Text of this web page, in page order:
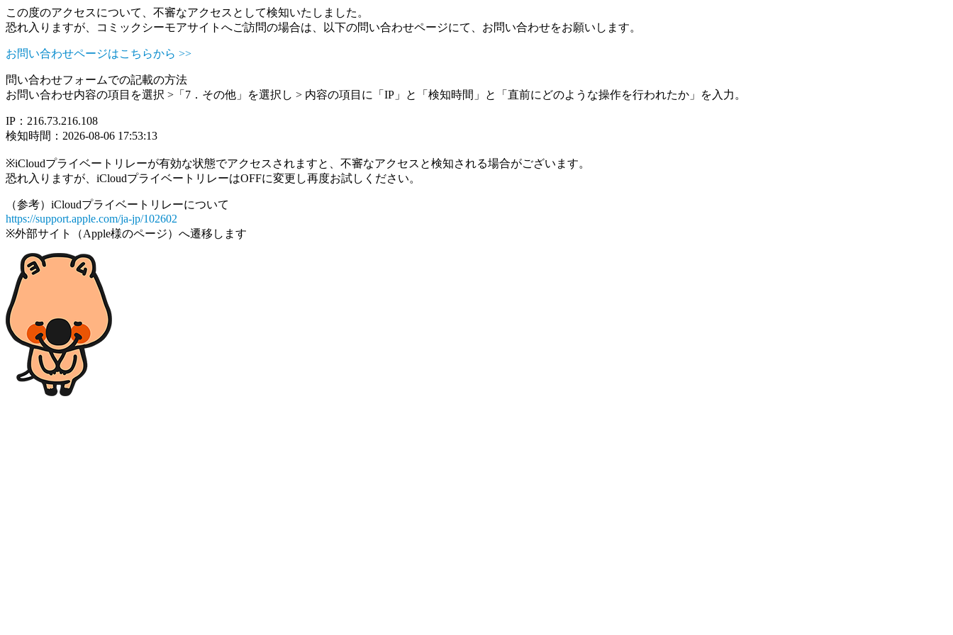
この度のアクセスについて、不審なアクセスとして検知いたしました。
恐れ入りますが、コミックシーモアサイトへご訪問の場合は、以下の問い合わせページにて、お問い合わせをお願いします。
お問い合わせページはこちらから >>
問い合わせフォームでの記載の方法
お問い合わせ内容の項目を選択 >「7．その他」を選択し > 内容の項目に「IP」と「検知時間」と「直前にどのような操作を行われたか」を入力。
IP：216.73.216.108
検知時間：2026-08-06 17:53:13
※iCloudプライベートリレーが有効な状態でアクセスされますと、不審なアクセスと検知される場合がございます。
恐れ入りますが、iCloudプライベートリレーはOFFに変更し再度お試しください。
（参考）iCloudプライベートリレーについて
https://support.apple.com/ja-jp/102602
※外部サイト（Apple様のページ）へ遷移します